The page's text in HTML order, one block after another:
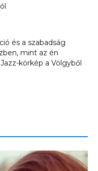
és a szabadság
mint az én
körkép a Völgyből